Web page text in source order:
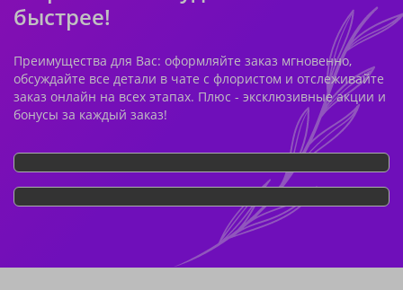
быстрее!
Преимущества для Вас: оформляйте заказ мгновенно,
обсуждайте все детали в чате с флористом и отслеживайте
заказ онлайн на всех этапах. Плюс - эксклюзивные акции и
бонусы за каждый заказ!